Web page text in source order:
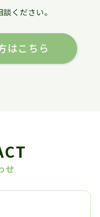
ください。
はこちら
せ